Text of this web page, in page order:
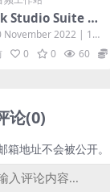
Studio Suite 9.
[WiN, MacOS]
November 2022 | 144
HCi...
0 0 60
论(0)
箱地址不会被公开。